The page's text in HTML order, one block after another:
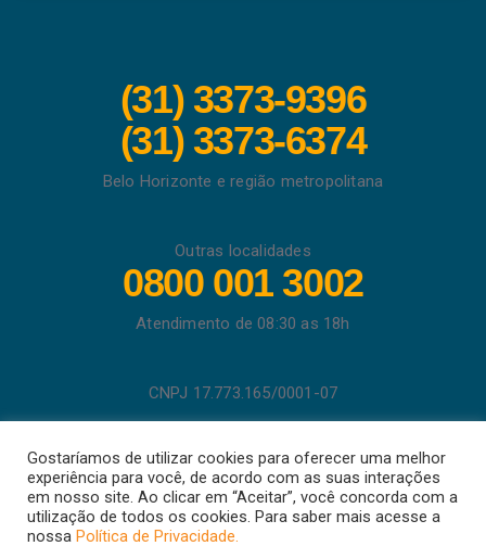
(31) 3373-9396
(31) 3373-6374
Belo Horizonte e região metropolitana
Outras localidades
0800 001 3002
Atendimento de 08:30 as 18h
CNPJ 17.773.165/0001-07
LTDA
Gostaríamos de utilizar cookies para oferecer uma melhor
experiência para você, de acordo com as suas interações
em nosso site. Ao clicar em “Aceitar”, você concorda com a
utilização de todos os cookies. Para saber mais acesse a
nossa Política de Privacidade.